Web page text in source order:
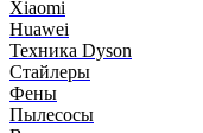
Xiaomi
Huawei
Техника Dyson
Стайлеры
Фены
Пылесосы